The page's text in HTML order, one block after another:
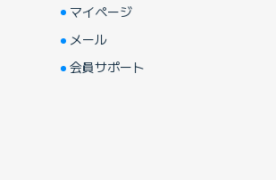
マイページ
メール
会員サポート